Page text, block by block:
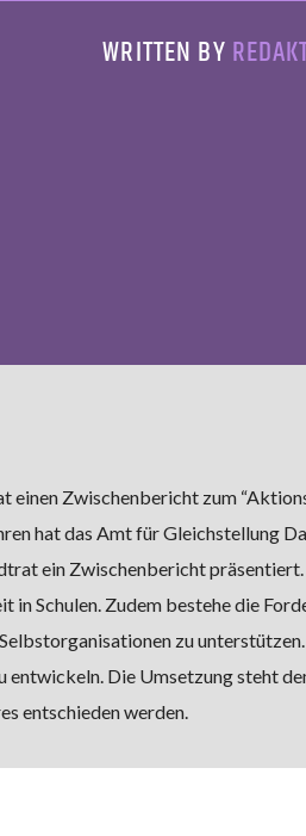
WRITTEN BY
einen Zwischenbericht zum
hat das Amt für Gleichstellung
ein Zwischenbericht
Schulen. Zudem bestehe die
zu
entwickeln. Die Umsetzung steht
entschieden werden.